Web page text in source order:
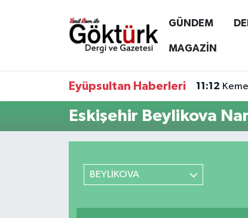
GÜNDEM
MAGAZİN
Eyüpsultan Haberleri 11:12
Eskişehir Beylikova
BEYLİKOVA
Anne Çocuk
Eyüpsultan Hava Durumu
Son Dakika Haberleri